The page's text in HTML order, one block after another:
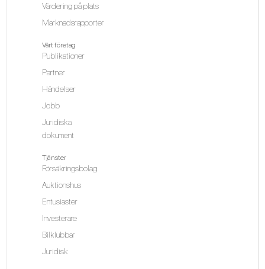
Värdering på plats
Marknadsrapporter
Vårt företag
Publikationer
Partner
Händelser
Jobb
Juridiska
dokument
Tjänster
Försäkringsbolag
Auktionshus
Entusiaster
Investerare
Bilklubbar
Juridisk